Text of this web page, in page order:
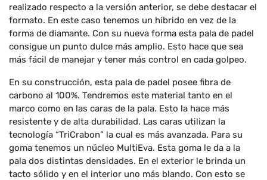
realizado respecto a la versión anterior, se debe destacar el
formato. En este caso tenemos un híbrido en vez de la
forma de diamante. Con su nueva forma esta pala de padel
consigue un punto dulce más amplio. Esto hace que sea
más fácil de manejar y tener más control en cada golpeo.
En su construcción, esta pala de padel posee fibra de
carbono al 100%. Tendremos este material tanto en el
marco como en las caras de la pala. Esto la hace más
resistente y de alta durabilidad. Las caras utilizan la
tecnología “TriCrabon” la cual es más avanzada. Para su
goma tenemos un núcleo MultiEva. Esta goma le da a la
pala dos distintas densidades. En el exterior le brinda un
tacto sólido y en el interior uno más blando. Con esto se